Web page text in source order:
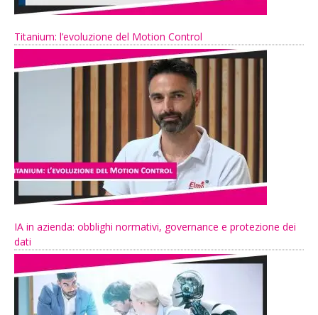
Titanium: l’evoluzione del Motion Control
IA in azienda: obblighi normativi, governance e protezione dei
dati